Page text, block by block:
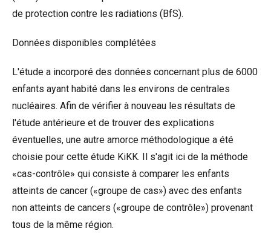
de protection contre les radiations (BfS).
Données disponibles complétées
L'étude a incorporé des données concernant plus de 6000
enfants ayant habité dans les environs de centrales
nucléaires. Afin de vérifier à nouveau les résultats de
l'étude antérieure et de trouver des explications
éventuelles, une autre amorce méthodologique a été
choisie pour cette étude KiKK. Il s'agit ici de la méthode
«cas-contrôle» qui consiste à comparer les enfants
atteints de cancer («groupe de cas») avec des enfants
non atteints de cancers («groupe de contrôle») provenant
tous de la même région.